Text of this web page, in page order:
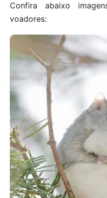
Confira abaixo
voadores: